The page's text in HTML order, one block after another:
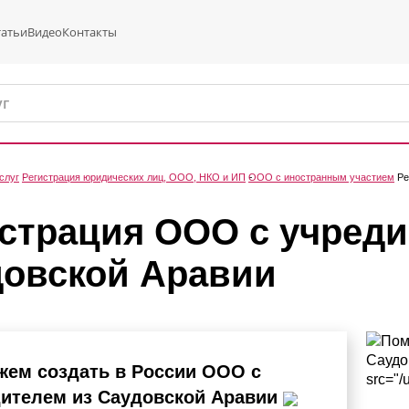
ВидеоКонтакты
Регистрация юридических лиц, ООО, НКО и ИП ООО с иностранным участием
ООО с
Аравии
создать в России ООО с
из Саудовской Аравии